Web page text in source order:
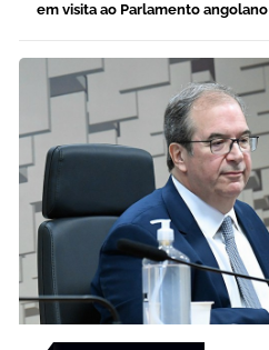
em visita ao Parlamento angolano